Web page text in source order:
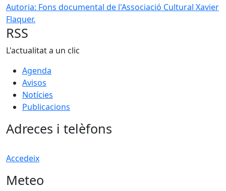
Autoria: Fons documental de l'Associació Cultural Xavier
Flaquer.
RSS
L'actualitat a un clic
Agenda
Avisos
Notícies
Publicacions
Adreces i telèfons
Accedeix
Meteo